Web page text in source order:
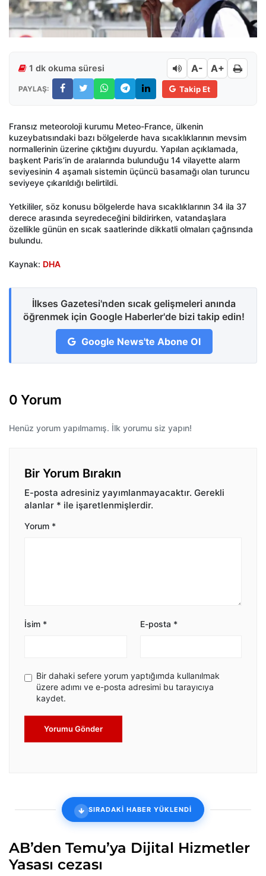
1 dk okuma süresi A- A+
PAYLAŞ: Takip Et
Fransız meteoroloji kurumu Meteo-France, ülkenin
kuzeybatısındaki bazı bölgelerde hava sıcaklıklarının mevsim
normallerinin üzerine çıktığını duyurdu. Yapılan açıklamada,
başkent Paris’in de aralarında bulunduğu 14 vilayette alarm
seviyesinin 4 aşamalı sistemin üçüncü basamağı olan turuncu
seviyeye çıkarıldığı belirtildi.
Yetkililer, söz konusu bölgelerde hava sıcaklıklarının 34 ila 37
derece arasında seyredeceğini bildirirken, vatandaşlara
özellikle günün en sıcak saatlerinde dikkatli olmaları çağrısında
bulundu.
Kaynak: DHA
İlkses Gazetesi'nden sıcak gelişmeleri anında
öğrenmek için Google Haberler'de bizi takip edin!
Google News'te Abone Ol
0 Yorum
Henüz yorum yapılmamış. İlk yorumu siz yapın!
Bir Yorum Bırakın
E-posta adresiniz yayımlanmayacaktır. Gerekli
alanlar * ile işaretlenmişlerdir.
Yorum *
İsim * E-posta *
Bir dahaki sefere yorum yaptığımda kullanılmak
üzere adımı ve e-posta adresimi bu tarayıcıya
kaydet.
Yorumu Gönder
SIRADAKİ HABER YÜKLENDİ
AB’den Temu’ya Dijital Hizmetler
Yasası cezası